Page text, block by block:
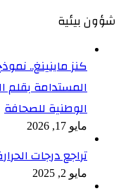
شؤون بيئية
كنز ماينينغ..
المستدامة بقلم
الوطنية للصحافة
مايو 17, 2026
تراجع درجات
مايو 2, 2025